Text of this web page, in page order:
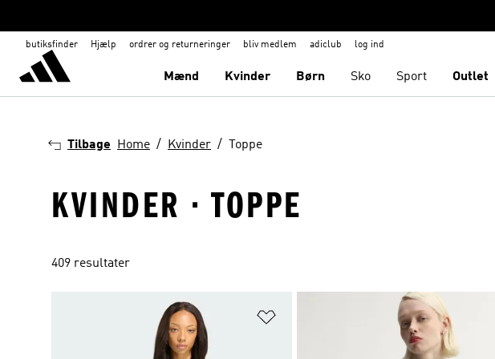
butiksfinder Hjælp ordrer og returneringer bliv medlem adiclub log ind
Mænd Kvinder Børn Sko Sport Outlet
Tilbage Home Kvinder Toppe
KVINDER · TOPPE
409 resultater